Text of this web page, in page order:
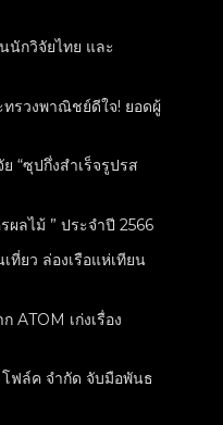
นักวิจัยไทย และ
ทรวงพาณิชย์ดีใจ! ยอดผู้
“ซุปกึ่งสำเร็จรูปรส
ลไม้ ” ประจำปี 2566
ยว ล่องเรือแห่เทียน
ATOM เก่งเรื่อง
ฟล์ค จำกัด จับมือพันธ